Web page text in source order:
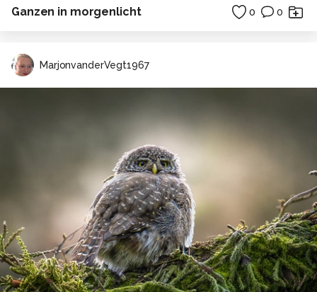
Ganzen in morgenlicht 0 0
MarjonvanderVegt1967